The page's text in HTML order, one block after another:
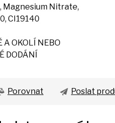
Nitrate,
CI19140
A OKOLÍ NEBO
DODÁNÍ
Porovnat Poslat